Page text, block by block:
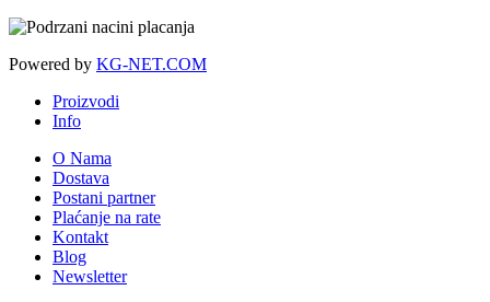
Powered by KG-NET.COM
Proizvodi
Info
O Nama
Dostava
Postani partner
Plaćanje na rate
Kontakt
Blog
Newsletter